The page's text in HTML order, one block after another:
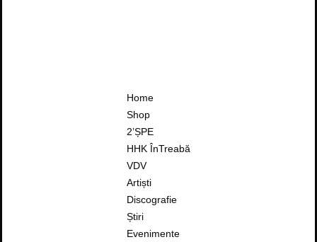
Home
Shop
2’ȘPE
HHK ÎnTreabă
VDV
Artiști
Discografie
Știri
Evenimente